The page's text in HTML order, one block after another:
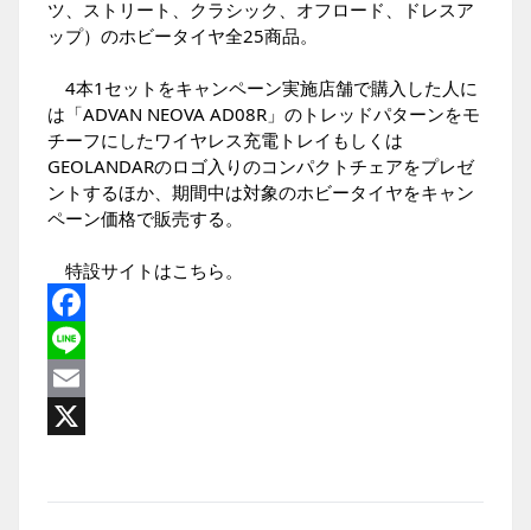
ツ、ストリート、クラシック、オフロード、ドレスア
ップ）のホビータイヤ全25商品。
4本1セットをキャンペーン実施店舗で購入した人に
は「ADVAN NEOVA AD08R」のトレッドパターンをモ
チーフにしたワイヤレス充電トレイもしくは
GEOLANDARのロゴ入りのコンパクトチェアをプレゼ
ントするほか、期間中は対象のホビータイヤをキャン
ペーン価格で販売する。
特設サイトはこちら。
Facebook
Line
Email